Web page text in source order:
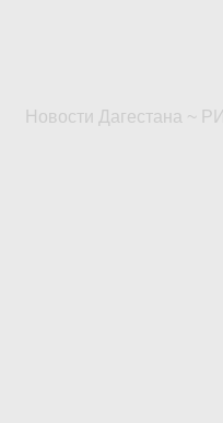
Новости Дагестана ~